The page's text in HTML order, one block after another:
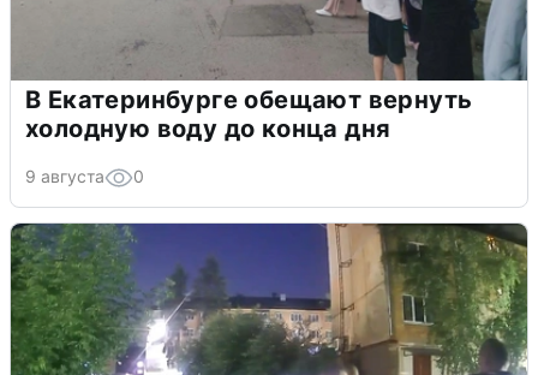
В Екатеринбурге обещают вернуть
холодную воду до конца дня
9 августа 0